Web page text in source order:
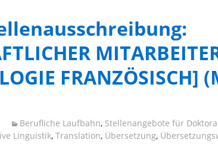
FRANZÖSISCH]
Berufliche Laufbahn, Stellenangebote für
Linguistik, Translation, Übersetzung,